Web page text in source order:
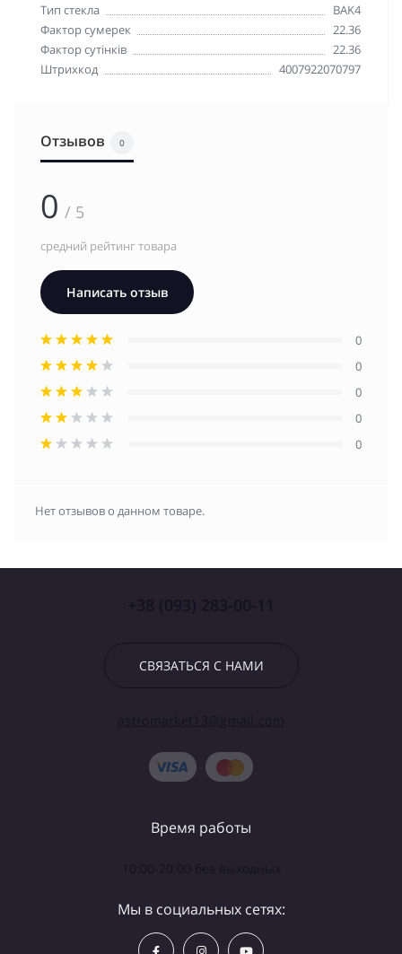
Тип стекла
BAK4
Фактор сумерек
22.36
Фактор сутінків
22.36
Штрихкод
4007922070797
Отзывов 0
0 / 5
средний рейтинг товара
Написать отзыв
0
0
0
0
0
Нет отзывов о данном товаре.
СВЯЗАТЬСЯ С НАМИ
Время работы
Мы в социальных сетях: